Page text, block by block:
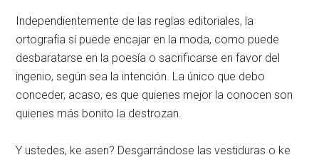
Independientemente de las reglas editoriales, la
ortografía sí puede encajar en la moda, como puede
desbaratarse en la poesía o sacrificarse en favor del
ingenio, según sea la intención. La único que debo
conceder, acaso, es que quienes mejor la conocen son
quienes más bonito la destrozan.
Y ustedes, ke asen? Desgarrándose las vestiduras o ke